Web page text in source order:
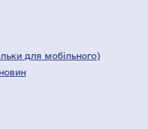
для мобільного)